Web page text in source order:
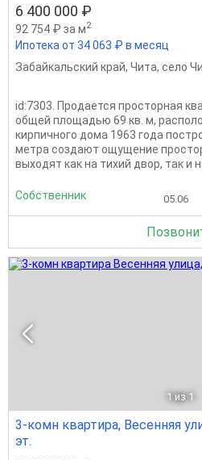
6 400 000 ₽
92 754 ₽ за м2
Ипотека от 34 063 ₽ в месяц
Забайкальский край, Чита, село
id:7303. Продается просторная
общей площадью 69 кв. м,
кирпичного дома 1963 года
метра создают ощущение
выходят как на тихий двор, так и
Собственник 05.06
1 из 1
3-комн квартира, Весенняя
эт.